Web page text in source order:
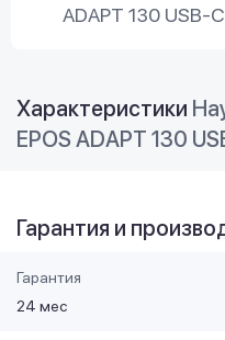
ADAPT 130 USB-
Характеристики
EPOS ADAPT 130
Гарантия и
Гарантия
24 мес